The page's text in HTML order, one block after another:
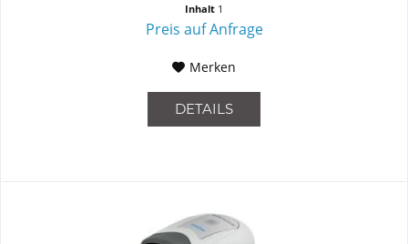
Inhalt 1
Preis auf Anfrage
Merken
DETAILS